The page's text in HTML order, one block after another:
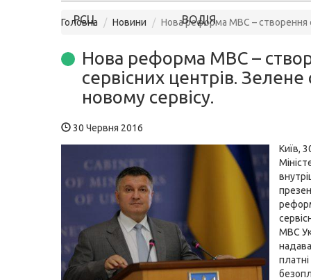
РСЦ ВОДІЯ
Головна Новини Нова реформа МВС – створення
Нова реформа МВС –
сервісних центрів. Зелене
новому сервісу.
30 Червня 2016
Київ,
МВС
платні